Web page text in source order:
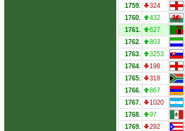
1759. 324
1760. 432
1761. 627
1762. 803
1763. 3253
1764. 198
1765. 318
1766. 867
1767. 1020
1768. 97
1769. 292